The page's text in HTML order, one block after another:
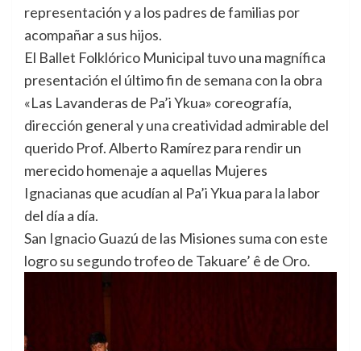
representación y a los padres de familias por
acompañar a sus hijos.
El Ballet Folklórico Municipal tuvo una magnífica
presentación el último fin de semana con la obra
«Las Lavanderas de Pa’i Ykua» coreografía,
dirección general y una creatividad admirable del
querido Prof. Alberto Ramírez para rendir un
merecido homenaje a aquellas Mujeres
Ignacianas que acudían al Pa’i Ykua para la labor
del día a día.
San Ignacio Guazú de las Misiones suma con este
logro su segundo trofeo de Takuare’ ê de Oro.